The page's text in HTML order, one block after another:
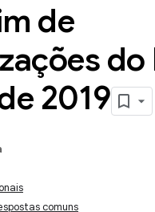
de
do
2019
comuns